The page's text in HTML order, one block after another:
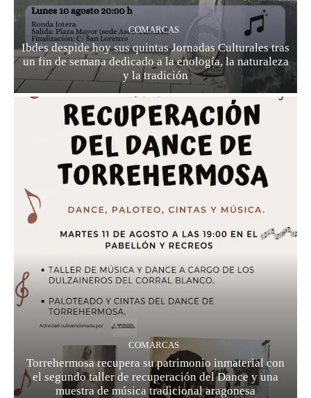
COMARCAS
Ibdes despide hoy sus quintas Jornadas Culturales tras
un fin de semana dedicado a la enología, la naturaleza
y la tradición
COMARCAS
Torrehermosa recupera su patrimonio inmaterial con
el segundo taller de recuperación del Dance y una
muestra de música tradicional aragonesa